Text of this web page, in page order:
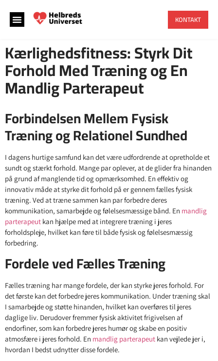
KONTAKT
Kærlighedsfitness: Styrk Dit
Forhold Med Træning og En
Mandlig Parterapeut
Forbindelsen Mellem Fysisk
Træning og Relationel Sundhed
I dagens hurtige samfund kan det være udfordrende at opretholde et
sundt og stærkt forhold. Mange par oplever, at de glider fra hinanden
på grund af manglende tid og opmærksomhed. En effektiv og
innovativ måde at styrke dit forhold på er gennem fælles fysisk
træning. Ved at træne sammen kan par forbedre deres
kommunikation, samarbejde og følelsesmæssige bånd. En mandlig
parterapeut kan hjælpe med at integrere træning i jeres
forholdspleje, hvilket kan føre til både fysisk og følelsesmæssig
forbedring.
Fordele ved Fælles Træning
Fælles træning har mange fordele, der kan styrke jeres forhold. For
det første kan det forbedre jeres kommunikation. Under træning skal
I samarbejde og støtte hinanden, hvilket kan overføres til jeres
daglige liv. Derudover fremmer fysisk aktivitet frigivelsen af
endorfiner, som kan forbedre jeres humør og skabe en positiv
atmosfære i jeres forhold. En mandlig parterapeut kan vejlede jer i,
hvordan I bedst udnytter disse fordele.